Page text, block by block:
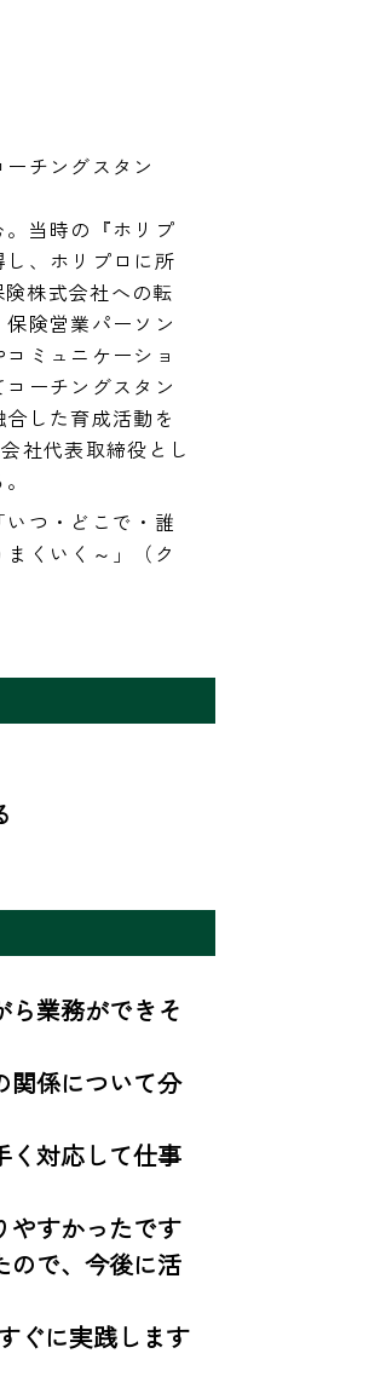
チングスタン
当時の『ホリプ
、ホリプロに所
株式会社への転
険営業パーソン
ミュニケーショ
ーチングスタン
した育成活動を
社代表取締役とし
つ・どこで・誰
くいく～」（ク
ら業務ができそ
関係について分
く対応して仕事
やすかったです
ので、今後に活
ぐに実践します